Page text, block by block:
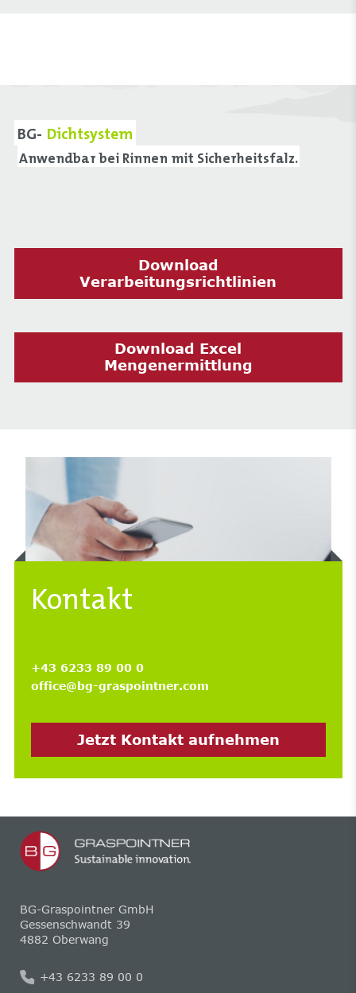
BG- Dichtsystem
Anwendbar bei Rinnen mit Sicherheitsfalz.
Download
Verarbeitungsrichtlinien
Download Excel
Mengenermittlung
Kontakt
+43 6233 89 00 0
office@bg-graspointner.com
Jetzt Kontakt aufnehmen
BG-Graspointner GmbH
Gessenschwandt 39
4882 Oberwang
+43 6233 89 00 0